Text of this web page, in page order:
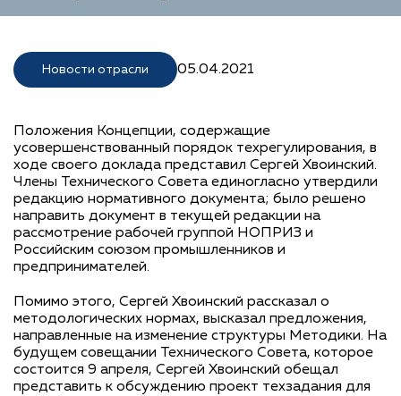
Новости отрасли 05.04.2021
Положения Концепции, содержащие
усовершенствованный порядок техрегулирования, в
ходе своего доклада представил Сергей Хвоинский.
Члены Технического Совета единогласно утвердили
редакцию нормативного документа; было решено
направить документ в текущей редакции на
рассмотрение рабочей группой НОПРИЗ и
Российским союзом промышленников и
предпринимателей.
Помимо этого, Сергей Хвоинский рассказал о
методологических нормах, высказал предложения,
направленные на изменение структуры Методики. На
будущем совещании Технического Совета, которое
состоится 9 апреля, Сергей Хвоинский обещал
представить к обсуждению проект техзадания для